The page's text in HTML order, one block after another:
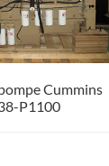
Cummins
P1100